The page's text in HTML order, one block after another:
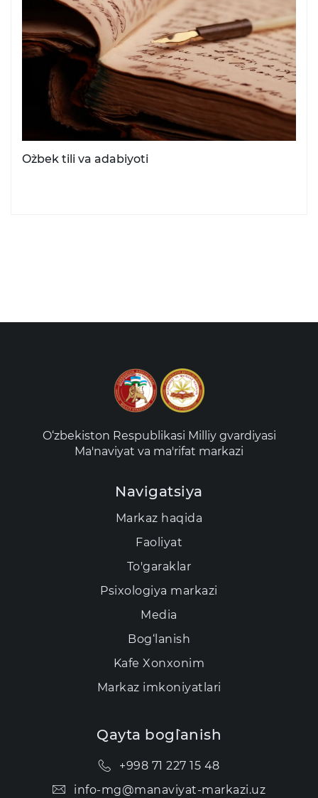
O`zbek tili va adabiyoti
O‘zbekiston Respublikasi Milliy gvardiyasi
Ma'naviyat va ma'rifat markazi
Navigatsiya
Markaz haqida
Faoliyat
To'garaklar
Psixologiya markazi
Media
Bog‘lanish
Kаfе Xonxonim
Markaz imkoniyatlari
Qayta bog`lanish
+998 71 227 15 48
info-mg@manaviyat-markazi.uz